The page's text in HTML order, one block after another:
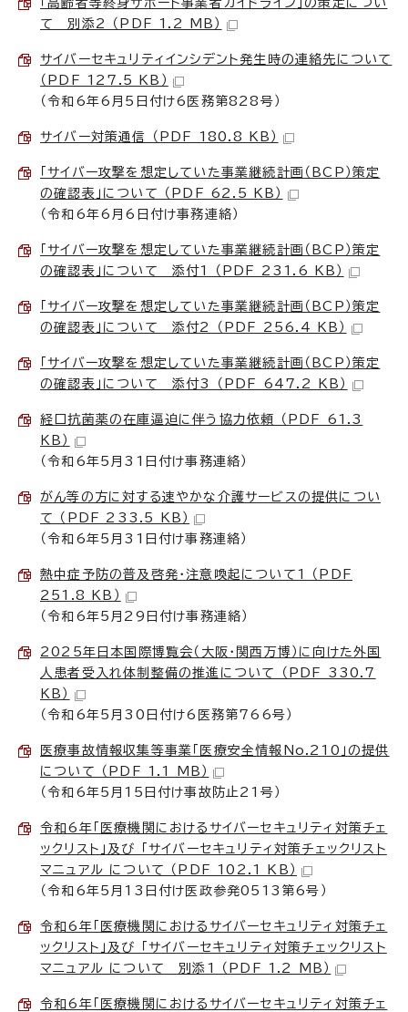
「高齢者等終身サポート事業者ガイドライン」の策定につい
て 別添2 （PDF 1.2 MB）
サイバーセキュリティインシデント発生時の連絡先について
（PDF 127.5 KB）
（令和6年6月5日付け6医務第828号）
サイバー対策通信 （PDF 180.8 KB）
「サイバー攻撃を想定していた事業継続計画（BCP）策定
の確認表」について （PDF 62.5 KB）
（令和6年6月6日付け事務連絡）
「サイバー攻撃を想定していた事業継続計画（BCP）策定
の確認表」について 添付1 （PDF 231.6 KB）
「サイバー攻撃を想定していた事業継続計画（BCP）策定
の確認表」について 添付2 （PDF 256.4 KB）
「サイバー攻撃を想定していた事業継続計画（BCP）策定
の確認表」について 添付3 （PDF 647.2 KB）
経口抗菌薬の在庫逼迫に伴う協力依頼 （PDF 61.3
KB）
（令和6年5月31日付け事務連絡）
がん等の方に対する速やかな介護サービスの提供につい
て （PDF 233.5 KB）
（令和6年5月31日付け事務連絡）
熱中症予防の普及啓発・注意喚起について1 （PDF
251.8 KB）
（令和6年5月29日付け事務連絡）
2025年日本国際博覧会（大阪・関西万博）に向けた外国
人患者受入れ体制整備の推進について （PDF 330.7
KB）
（令和6年5月30日付け6医務第766号）
医療事故情報収集等事業「医療安全情報No.210」の提供
について （PDF 1.1 MB）
（令和6年5月15日付け事故防止21号）
令和6年「医療機関におけるサイバーセキュリティ対策チェ
ックリスト」及び 「サイバーセキュリティ対策チェックリスト
マニュアル について （PDF 102.1 KB）
（令和6年5月13日付け医政参発0513第6号）
令和6年「医療機関におけるサイバーセキュリティ対策チェ
ックリスト」及び 「サイバーセキュリティ対策チェックリスト
マニュアル について 別添1 （PDF 1.2 MB）
令和6年「医療機関におけるサイバーセキュリティ対策チェ